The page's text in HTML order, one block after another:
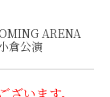
ARENA
倉公演